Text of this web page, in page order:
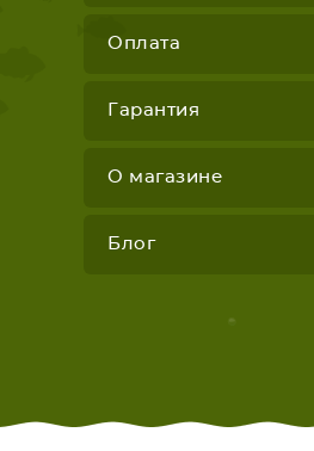
Оплата
Гарантия
О магазине
Блог